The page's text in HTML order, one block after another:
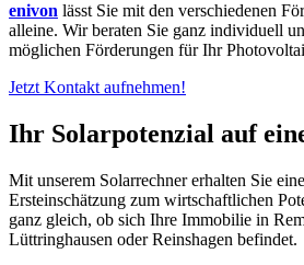
enivon lässt Sie mit den verschiedenen
alleine. Wir beraten Sie ganz individuell
möglichen Förderungen für Ihr
Jetzt Kontakt aufnehmen!
Ihr Solarpotenzial auf
Mit unserem Solarrechner erhalten Sie
Ersteinschätzung zum wirtschaftlichen
ganz gleich, ob sich Ihre Immobilie in
Lüttringhausen oder Reinshagen befindet.